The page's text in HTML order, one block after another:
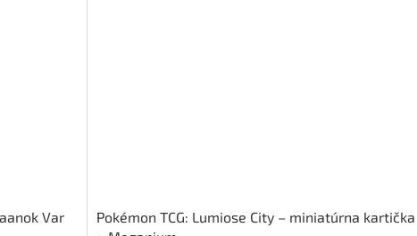
Var
Pokémon TCG: Lumiose City – miniatúrna kartička